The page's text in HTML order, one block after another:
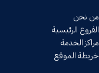
من نحن
الفروع الرئيسية
مراكز الخدمة
خريطة الموقع